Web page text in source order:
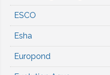
ESCO
Esha
Europond